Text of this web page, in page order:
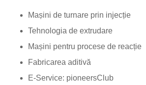
Mașini de turnare prin injecție
Tehnologia de extrudare
Mașini pentru procese de reacție
Fabricarea aditivă
E-Service: pioneersClub